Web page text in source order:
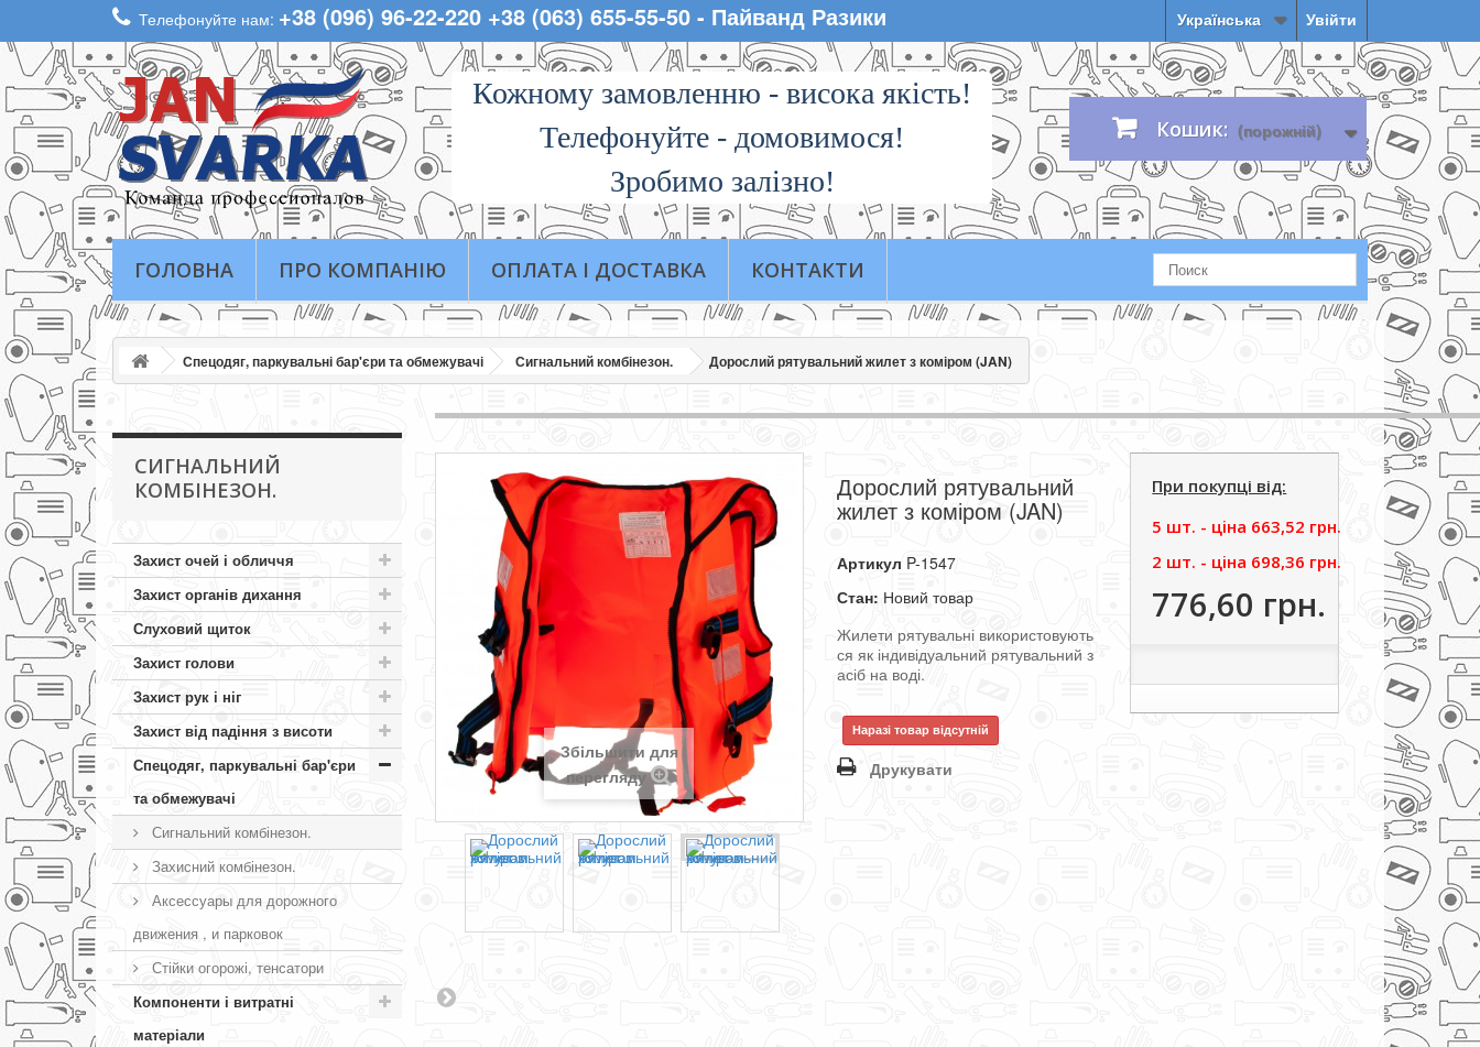
Увійти
Українська
Телефонуйте нам: +38 (096) 96-22-220 +38 (063) 655-55-50 - Пайванд Разики
Кожному замовленню - висока якiсть!
Телефонуйте - домовимося!
Зробимо залізно!
Кошик: (порожній)
ГОЛОВНА ПРО КОМПАНІЮ ОПЛАТА І ДОСТАВКА КОНТАКТИ
Спецодяг, паркувальні бар'єри та обмежувачі Сигнальний комбінезон. Дорослий рятувальний жилет з коміром (JAN)
СИГНАЛЬНИЙ
КОМБІНЕЗОН.
Захист очей і обличчя
Захист органів дихання
Слуховий щиток
Захист голови
Захист рук і ніг
Захист від падіння з висоти
Спецодяг, паркувальні бар'єри
та обмежувачі
Сигнальний комбінезон.
Захисний комбінезон.
Аксессуары для дорожного
движения , и парковок
Стійки огорожі, тенсатори
Компоненти і витратні
матеріали
Збільшити для
перегляду
Дорослий рятувальний
жилет з коміром (JAN)
Артикул P-1547
Стан: Новий товар
Жилети рятувальні використовують
ся як індивідуальний рятувальний з
асіб на воді.
Наразі товар відсутній
Друкувати
При покупці від:
5 шт. - цiна 663,52 грн.
2 шт. - цiна 698,36 грн.
776,60 грн.